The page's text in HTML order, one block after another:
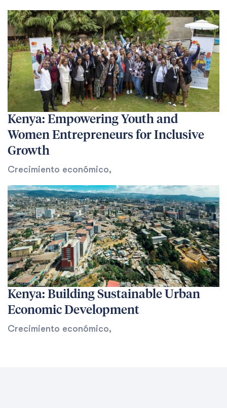
Kenya: Empowering Youth and
Women Entrepreneurs for Inclusive
Growth
Crecimiento económico,
Kenya: Building Sustainable Urban
Economic Development
Crecimiento económico,